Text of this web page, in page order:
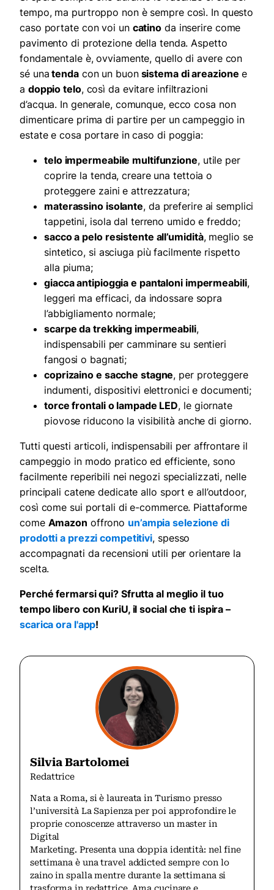
tempo, ma purtroppo non è sempre così. In questo
caso portate con voi un catino da inserire come
pavimento di protezione della tenda. Aspetto
fondamentale è, ovviamente, quello di avere con
sé una tendacon un buonsistema di areazione e
a doppio telo, così da evitare infiltrazioni
d’acqua. In generale, comunque, ecco cosa non
dimenticare prima di partire per un campeggio in
estate e cosa portare in caso di poggia:
telo impermeabile multifunzione, utile per
coprire la tenda, creare una tettoia o
proteggere zaini e attrezzatura;
materassino isolante, da preferire ai semplici
tappetini, isola dal terreno umido e freddo;
sacco a pelo resistente all’umidità, meglio se
sintetico, si asciuga più facilmente rispetto
alla piuma;
giacca antipioggia e pantaloni impermeabili,
leggeri ma efficaci, da indossare sopra
l’abbigliamento normale;
scarpe da trekking impermeabili,
indispensabili per camminare su sentieri
fangosi o bagnati;
coprizaino e sacche stagne, per proteggere
indumenti, dispositivi elettronici e documenti;
torce frontali o lampade LED, le giornate
piovose riducono la visibilità anche di giorno.
Tutti questi articoli, indispensabili per affrontare il
campeggio in modo pratico ed efficiente, sono
facilmente reperibili nei negozi specializzati, nelle
principali catene dedicate allo sport e all’outdoor,
così come sui portali di e-commerce. Piattaforme
come Amazon offrono un’ampia selezione di
prodotti a prezzi competitivi, spesso
accompagnati da recensioni utili per orientare la
scelta.
Perché fermarsi qui? Sfrutta al meglio il tuo
tempo libero con KuriU, il social che ti ispira –
scarica ora l'app!
Silvia Bartolomei
Redattrice
Nata a Roma, si è laureata in Turismo presso
l’università La Sapienza per poi approfondire le
proprie conoscenze attraverso un master in
Digital
Marketing. Presenta una doppia identità: nel fine
settimana è una travel addicted sempre con lo
zaino in spalla mentre durante la settimana si
trasforma in redattrice. Ama cucinare e